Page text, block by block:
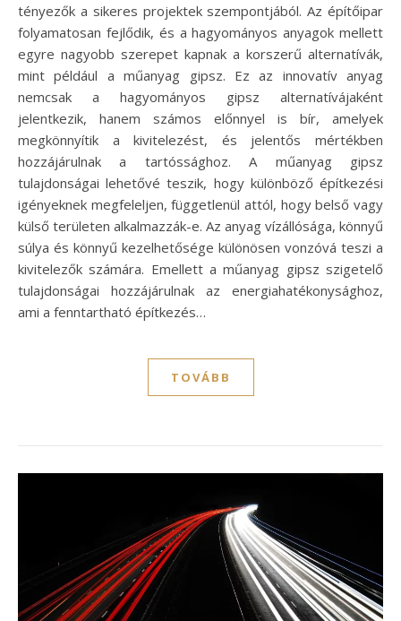
tényezők a sikeres projektek szempontjából. Az építőipar
folyamatosan fejlődik, és a hagyományos anyagok mellett
egyre nagyobb szerepet kapnak a korszerű alternatívák,
mint például a műanyag gipsz. Ez az innovatív anyag
nemcsak a hagyományos gipsz alternatívájaként
jelentkezik, hanem számos előnnyel is bír, amelyek
megkönnyítik a kivitelezést, és jelentős mértékben
hozzájárulnak a tartóssághoz. A műanyag gipsz
tulajdonságai lehetővé teszik, hogy különböző építkezési
igényeknek megfeleljen, függetlenül attól, hogy belső vagy
külső területen alkalmazzák-e. Az anyag vízállósága, könnyű
súlya és könnyű kezelhetősége különösen vonzóvá teszi a
kivitelezők számára. Emellett a műanyag gipsz szigetelő
tulajdonságai hozzájárulnak az energiahatékonysághoz,
ami a fenntartható építkezés…
TOVÁBB